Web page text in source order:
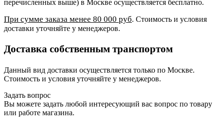
перечисленных выше) в Москве осуществляется бесплатно.
При сумме заказа менее 80 000 руб. Стоимость и условия
доставки уточняйте у менеджеров.
Доставка собственным транспортом
Данный вид доставки осуществляется только по Москве.
Стоимость и условия уточняйте у менеджеров.
Задать вопрос
Вы можете задать любой интересующий вас вопрос по товару
или работе магазина.